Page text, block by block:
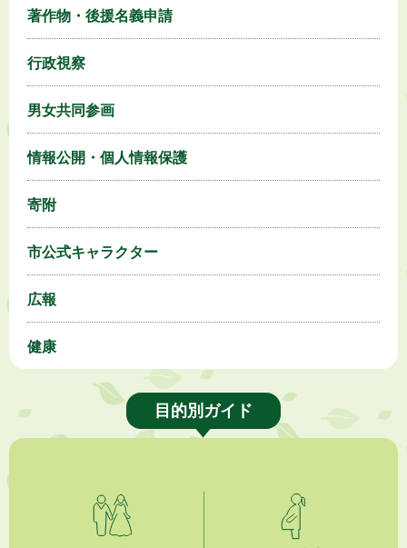
著作物・後援名義申請
行政視察
男女共同参画
情報公開・個人情報保護
寄附
市公式キャラクター
広報
健康
目的別ガイド